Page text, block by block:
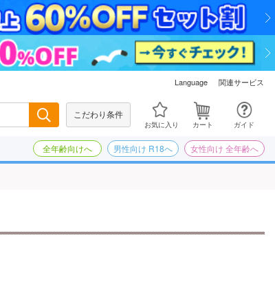
Language 関連サービス
こだわり条件
お気に入り カート ガイド
全年齢向けへ 男性向け R18へ 女性向け 全年齢へ